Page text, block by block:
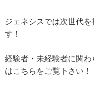
ジェネシスでは次世代
す！
経験者・未経験者に関
はこちらをご覧下さい！